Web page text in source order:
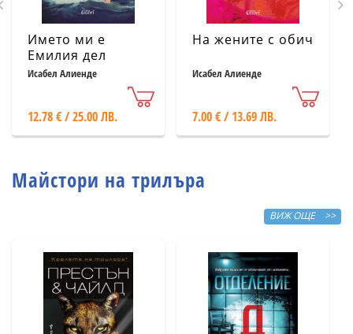
Името ми е
Емилия дел
Валие
Исабел Алиенде
12.78 € / 25.00 ЛВ.
На жените с обич
Исабел Алиенде
7.00 € / 13.69 ЛВ.
Майстори на трилъра
ВИЖ ОЩЕ >>